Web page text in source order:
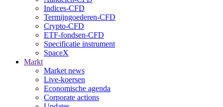
Indices-CFD
Termijngoederen-CFD
Crypto-CFD
ETF-fondsen-CFD
Specificatie instrument
SpaceX
Markt
Market news
Live-koersen
Economische agenda
Corporate actions